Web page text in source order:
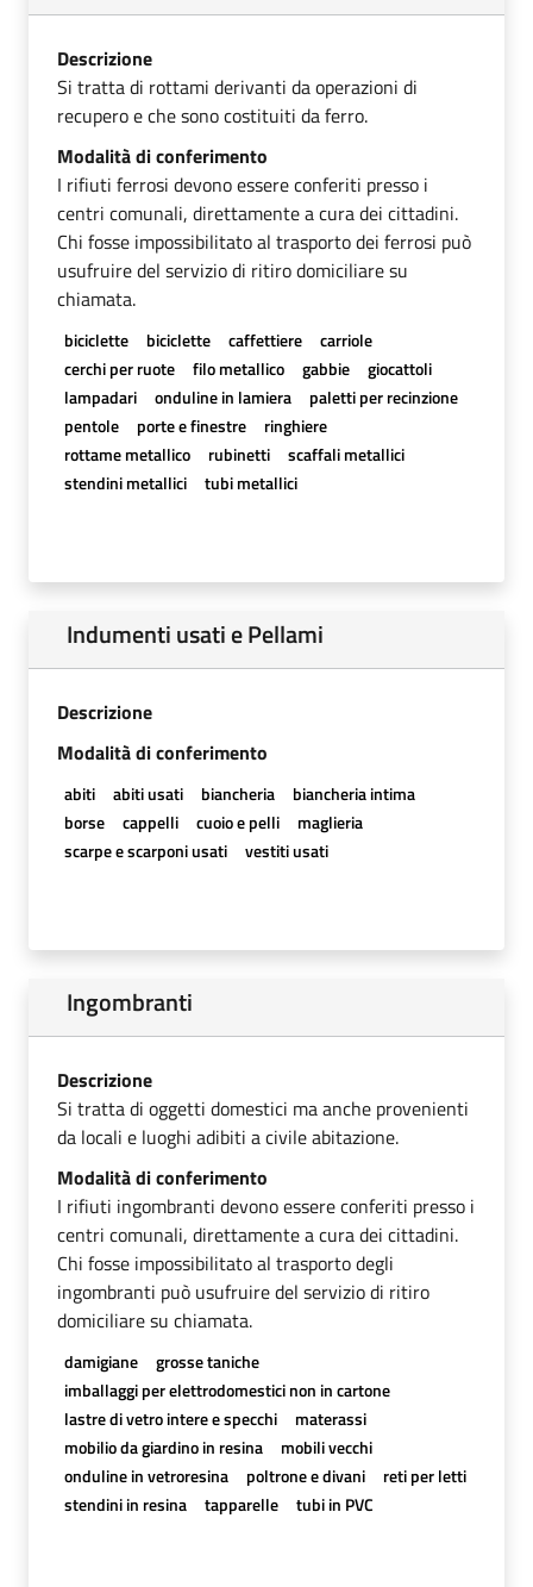
Descrizione
Si tratta di rottami derivanti da operazioni di
recupero e che sono costituiti da ferro.
Modalità di conferimento
I rifiuti ferrosi devono essere conferiti presso i
centri comunali, direttamente a cura dei cittadini.
Chi fosse impossibilitato al trasporto dei ferrosi può
usufruire del servizio di ritiro domiciliare su
chiamata.
biciclette biciclette caffettiere
carriole
cerchi per ruote
filo metallico gabbie
giocattoli
lampadari
onduline in lamiera
paletti per recinzione
pentole
porte e finestre
ringhiere
rottame metallico
rubinetti
scaffali metallici
stendini metallici
tubi metallici
Indumenti usati e Pellami
Descrizione
Modalità di conferimento
abiti abiti usati biancheria
biancheria intima
borse
cappelli cuoio e pelli
maglieria
scarpe e scarponi usati
vestiti usati
Ingombranti
Descrizione
Si tratta di oggetti domestici ma anche provenienti
da locali e luoghi adibiti a civile abitazione.
Modalità di conferimento
I rifiuti ingombranti devono essere conferiti presso i
centri comunali, direttamente a cura dei cittadini.
Chi fosse impossibilitato al trasporto degli
ingombranti può usufruire del servizio di ritiro
domiciliare su chiamata.
damigiane
grosse taniche
imballaggi per elettrodomestici non in cartone
lastre di vetro intere e specchi
materassi
mobilio da giardino in resina
mobili vecchi
onduline in vetroresina
poltrone e divani
reti per letti
stendini in resina
tapparelle tubi in PVC